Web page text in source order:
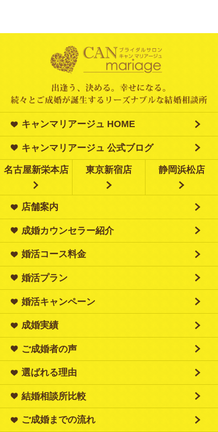
キャンマリアージュ HOME
キャンマリアージュ 公式ブログ
名古屋新栄本店 東京新宿店 静岡浜松店
店舗案内
成婚カウンセラー紹介
婚活コース料金
婚活プラン
婚活キャンペーン
成婚実績
ご成婚者の声
選ばれる理由
結婚相談所比較
ご成婚までの流れ